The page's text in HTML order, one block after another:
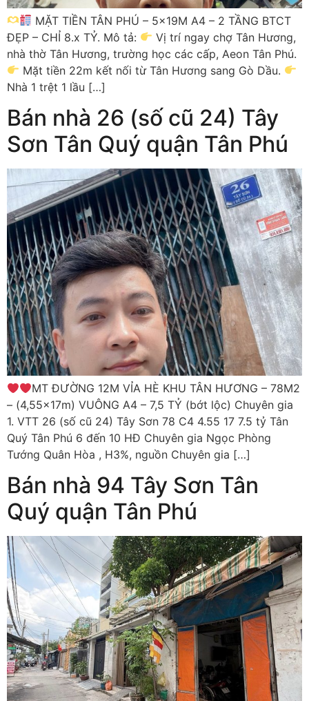
MẶT TIỀN TÂN PHÚ – 5x19M A4 – 2 TẦNG BTCT
ĐẸP – CHỈ 8.x TỶ. Mô tả:
Vị trí ngay chợ Tân Hương,
nhà thờ Tân Hương, trường học các cấp, Aeon Tân Phú.
Mặt tiền 22m kết nối từ Tân Hương sang Gò Dầu.
Nhà 1 trệt 1 lầu […]
Bán nhà 26 (số cũ 24) Tây
Sơn Tân Quý quận Tân Phú
MT ĐƯỜNG 12M VỈA HÈ KHU TÂN HƯƠNG – 78M2
– (4,55x17m) VUÔNG A4 – 7,5 TỶ (bớt lộc) Chuyên gia
1. VTT 26 (số cũ 24) Tây Sơn 78 C4 4.55 17 7.5 tỷ Tân
Quý Tân Phú 6 đến 10 HĐ Chuyên gia Ngọc Phòng
Tướng Quân Hòa , H3%, nguồn Chuyên gia […]
Bán nhà 94 Tây Sơn Tân
Quý quận Tân Phú